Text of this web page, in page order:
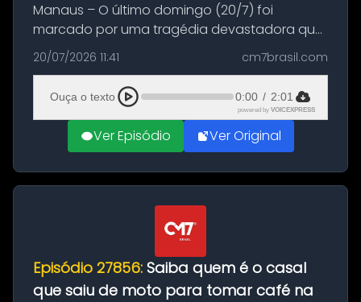
Manaus – O último domingo (20/7) foi
marcado por uma tragédia devastadora que
resultou na morte precoce de dois jovens na
BR-174, na zona rural de Manaus. Um passeio
com destino a um típico café regio...
20/07/2026 11:41 cm7brasil.com
Ouça o texto 0:00 / 2:01
powered by VOICEXPRESS
Ver Episódio Ver Original
Episódio 27856: Saiba quem é o casal
que saiu de moto para tomar café na